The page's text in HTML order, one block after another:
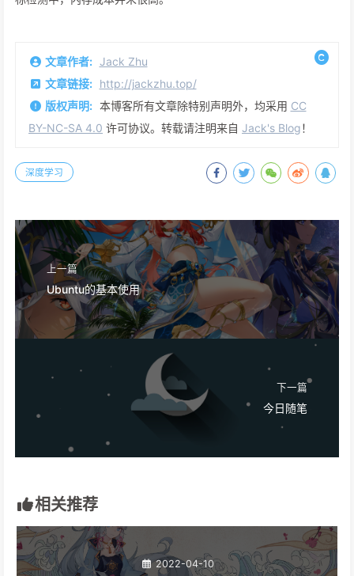
文章作者: Jack Zhu
文章链接: http://jackzhu.top/
版权声明: 本博客所有文章除特别声明外，均采用 CC
BY-NC-SA 4.0 许可协议。转载请注明来自 Jack's Blog！
深度学习
上一篇
Ubuntu的基本使用
下一篇
今日随笔
相关推荐
2022-04-10